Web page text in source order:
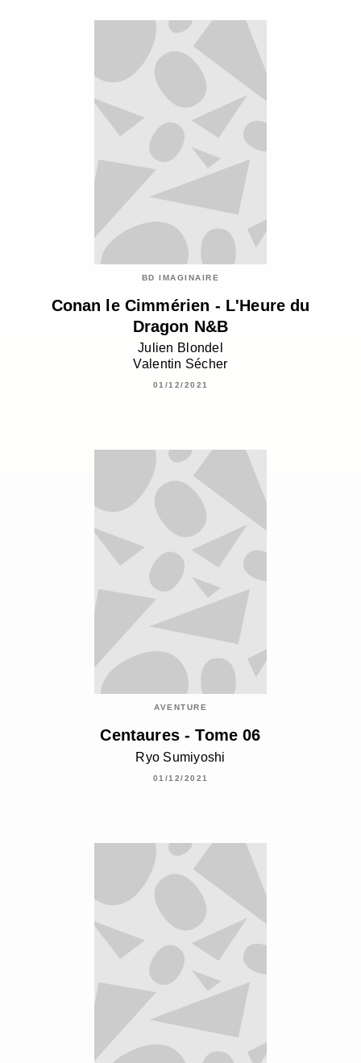
BD IMAGINAIRE
Conan le Cimmérien - L'Heure du
Dragon N&B
Julien Blondel
Valentin Sécher
01/12/2021
AVENTURE
Centaures - Tome 06
Ryo Sumiyoshi
01/12/2021